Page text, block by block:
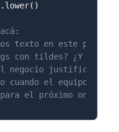
. lower( )
texto en este punto
con tildes? ¿Y con
negocio justifican
cuando el equipo
el próximo